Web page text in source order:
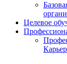
Целевое